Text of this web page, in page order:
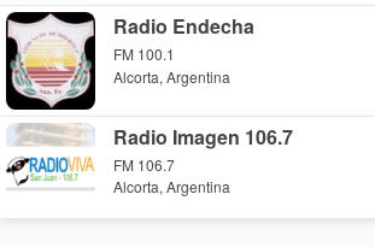
Radio Endecha
FM 100.1
Alcorta, Argentina
Radio Imagen 106.7
FM 106.7
Alcorta, Argentina